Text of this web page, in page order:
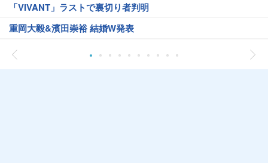
「VIVANT」ラストで裏切り者判明
重岡大毅&濱田崇裕 結婚W発表